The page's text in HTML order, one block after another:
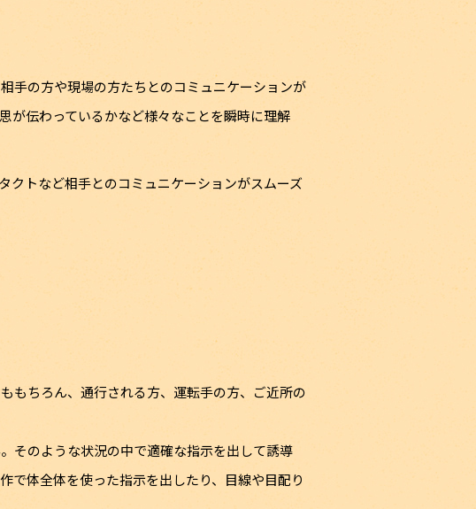
手の方や現場の方たちとのコミュニケーションが
が伝わっているかなど様々なことを瞬時に理解
クトなど相手とのコミュニケーションがスムーズ
もちろん、通行される方、運転手の方、ご近所の
そのような状況の中で適確な指示を出して誘導
で体全体を使った指示を出したり、目線や目配り